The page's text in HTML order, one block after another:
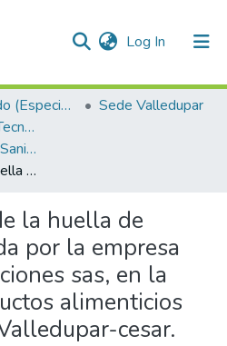
Log In (current)
Trabajos de Grado (Especializaciones y Pregrados)
Sede Valledupar
Facultad Ingenierías y Tecnologías
Ingeniería Ambiental y Sanitaria.
Determinación de la huella de carbono generada por la empresa santana distribuciones sas, en la entrega de productos alimenticios en la ciudad de Valledupar-cesar.
la huella de
por la empresa
sas, en la
alimenticios
cesar.